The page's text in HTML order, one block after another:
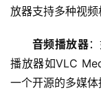
首
云
服
放器支持多种视频
音频播放器
播放器如VLC
一个开源的多媒体